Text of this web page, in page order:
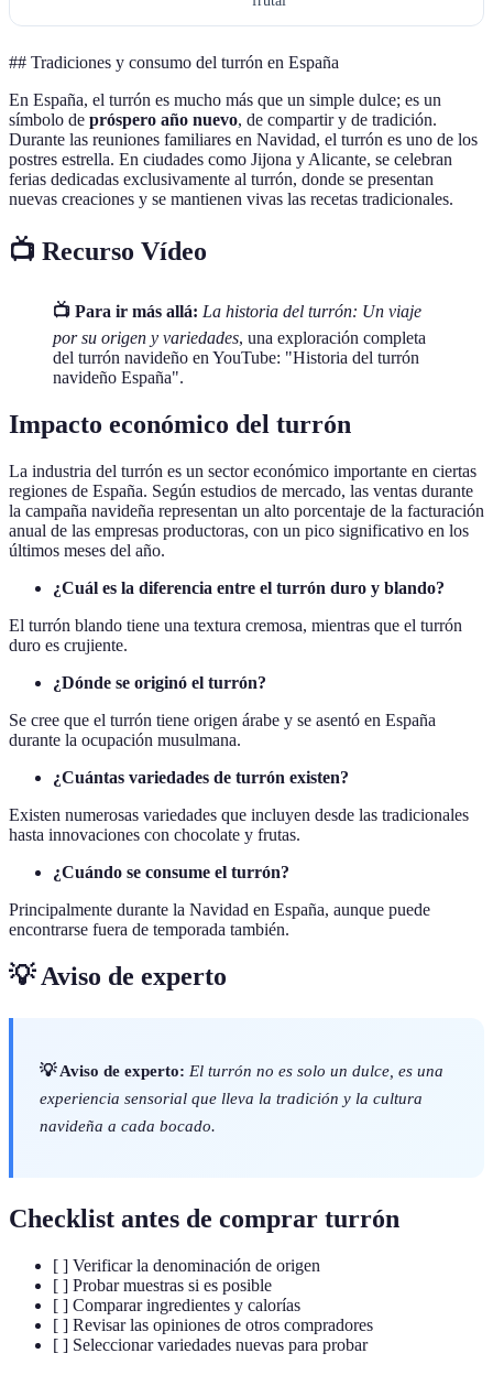
## Tradiciones y consumo del turrón en España
En España, el turrón es mucho más que un simple dulce; es un
símbolo de próspero año nuevo, de compartir y de tradición.
Durante las reuniones familiares en Navidad, el turrón es uno de los
postres estrella. En ciudades como Jijona y Alicante, se celebran
ferias dedicadas exclusivamente al turrón, donde se presentan
nuevas creaciones y se mantienen vivas las recetas tradicionales.
📺 Recurso Vídeo
📺 Para ir más allá: La historia del turrón: Un viaje
por su origen y variedades, una exploración completa
del turrón navideño en YouTube: "Historia del turrón
navideño España".
Impacto económico del turrón
La industria del turrón es un sector económico importante en ciertas
regiones de España. Según estudios de mercado, las ventas durante
la campaña navideña representan un alto porcentaje de la facturación
anual de las empresas productoras, con un pico significativo en los
últimos meses del año.
¿Cuál es la diferencia entre el turrón duro y blando?
El turrón blando tiene una textura cremosa, mientras que el turrón
duro es crujiente.
¿Dónde se originó el turrón?
Se cree que el turrón tiene origen árabe y se asentó en España
durante la ocupación musulmana.
¿Cuántas variedades de turrón existen?
Existen numerosas variedades que incluyen desde las tradicionales
hasta innovaciones con chocolate y frutas.
¿Cuándo se consume el turrón?
Principalmente durante la Navidad en España, aunque puede
encontrarse fuera de temporada también.
💡 Aviso de experto
💡 Aviso de experto: El turrón no es solo un dulce, es una
experiencia sensorial que lleva la tradición y la cultura
navideña a cada bocado.
Checklist antes de comprar turrón
[ ] Verificar la denominación de origen
[ ] Probar muestras si es posible
[ ] Comparar ingredientes y calorías
[ ] Revisar las opiniones de otros compradores
[ ] Seleccionar variedades nuevas para probar